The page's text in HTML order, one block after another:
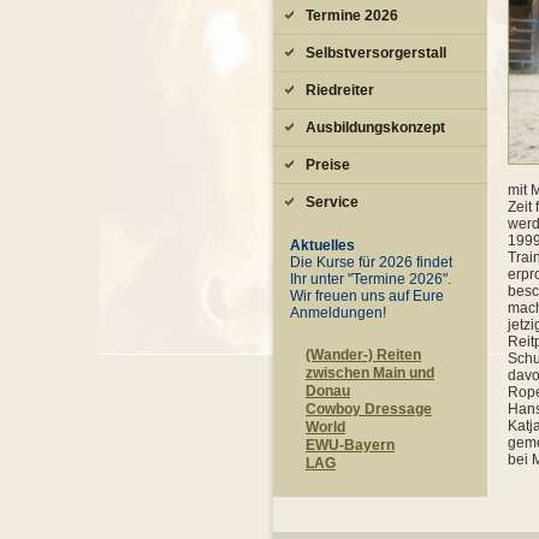
Termine 2026
Selbstversorgerstall
Riedreiter
Schwenningen e.V.
Ausbildungskonzept
Preise
Service
Aktuelles
Die Kurse für 2026 findet
Ihr unter "Termine 2026".
Wir freuen uns auf Eure
Anmeldungen!
(Wander-) Reiten
zwischen Main und
Donau
Cowboy Dressage
World
EWU-Bayern
LAG
mit
Zeit
1999
bei